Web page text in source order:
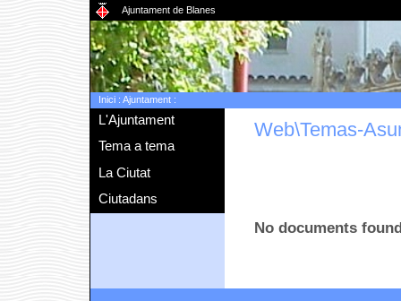
Ajuntament de Blanes
Inici: Ajuntament:
L'Ajuntament
Tema a tema
La Ciutat
Ciutadans
Web\Temas-
No documents